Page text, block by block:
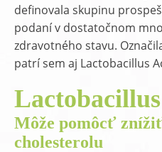
definovala skupinu
podaní v dostatočnom
zdravotného stavu.
patrí sem aj Lactobacillus
Môže pomôcť
cholesterolu